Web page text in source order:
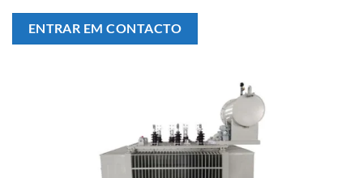
ENTRAR EM CONTACTO